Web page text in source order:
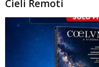
Cieli Remoti